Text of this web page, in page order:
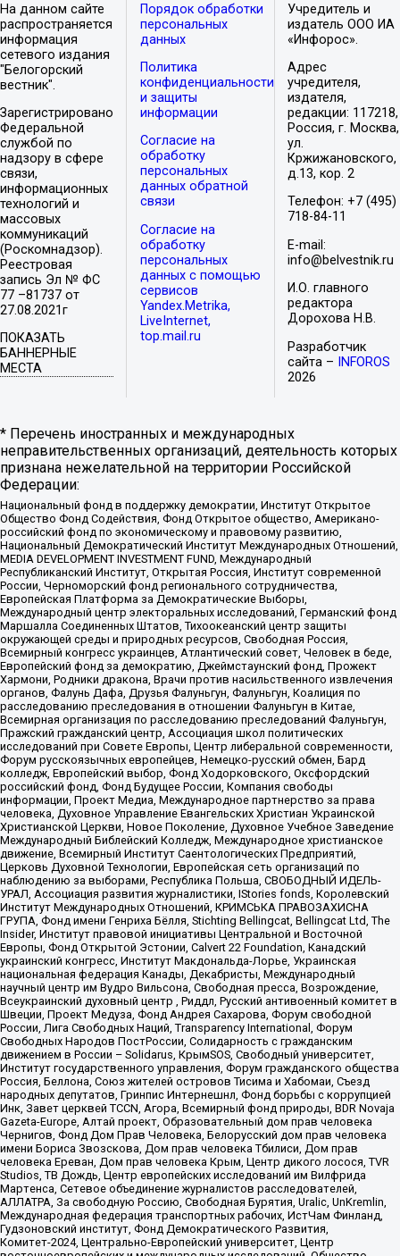
На данном сайте
распространяется
информация
сетевого издания
"Белогорский
вестник".
Зарегистрировано
Федеральной
службой по
надзору в сфере
связи,
информационных
технологий и
массовых
коммуникаций
(Роскомнадзор).
Реестровая
запись Эл № ФС
77 –81737 от
27.08.2021г
ПОКАЗАТЬ
БАННЕРНЫЕ
МЕСТА
Порядок обработки
персональных
данных
Политика
конфиденциальности
и защиты
информации
Согласие на
обработку
персональных
данных обратной
связи
Согласие на
обработку
персональных
данных с помощью
сервисов
Yandex.Metrika,
LiveInternet,
top.mail.ru
Учредитель и
издатель ООО ИА
«Инфорос».
Адрес
учредителя,
издателя,
редакции: 117218,
Россия, г. Москва,
ул.
Кржижановского,
д.13, кор. 2
Телефон: +7 (495)
718-84-11
E-mail:
info@belvestnik.ru
И.О. главного
редактора
Дорохова Н.В.
Разработчик
сайта –
INFOROS
2026
* Перечень иностранных и международных
неправительственных организаций, деятельность которых
признана нежелательной на территории Российской
Федерации:
Национальный фонд в поддержку демократии, Институт Открытое
Общество Фонд Содействия, Фонд Открытое общество, Американо-
российский фонд по экономическому и правовому развитию,
Национальный Демократический Институт Международных Отношений,
MEDIA DEVELOPMENT INVESTMENT FUND, Международный
Республиканский Институт, Открытая Россия, Институт современной
России, Черноморский фонд регионального сотрудничества,
Европейская Платформа за Демократические Выборы,
Международный центр электоральных исследований, Германский фонд
Маршалла Соединенных Штатов, Тихоокеанский центр защиты
окружающей среды и природных ресурсов, Свободная Россия,
Всемирный конгресс украинцев, Атлантический совет, Человек в беде,
Европейский фонд за демократию, Джеймстаунский фонд, Прожект
Хармони, Родники дракона, Врачи против насильственного извлечения
органов, Фалунь Дафа, Друзья Фалуньгун, Фалуньгун, Коалиция по
расследованию преследования в отношении Фалуньгун в Китае,
Всемирная организация по расследованию преследований Фалуньгун,
Пражский гражданский центр, Ассоциация школ политических
исследований при Совете Европы, Центр либеральной современности,
Форум русскоязычных европейцев, Немецко-русский обмен, Бард
колледж, Европейский выбор, Фонд Ходорковского, Оксфордский
российский фонд, Фонд Будущее России, Компания свободы
информации, Проект Медиа, Международное партнерство за права
человека, Духовное Управление Евангельских Христиан Украинской
Христианской Церкви, Новое Поколение, Духовное Учебное Заведение
Международный Библейский Колледж, Международное христианское
движение, Всемирный Институт Саентологических Предприятий,
Церковь Духовной Технологии, Европейская сеть организаций по
наблюдению за выборами, Республика Польша, СВОБОДНЫЙ ИДЕЛЬ-
УРАЛ, Ассоциация развития журналистики, IStories fonds, Королевский
Институт Международных Отношений, КРИМСЬКА ПРАВОЗАХИСНА
ГРУПА, Фонд имени Генриха Бёлля, Stichting Bellingcat, Bellingcat Ltd, The
Insider, Институт правовой инициативы Центральной и Восточной
Европы, Фонд Открытой Эстонии, Calvert 22 Foundation, Канадский
украинский конгресс, Институт Макдональда-Лорье, Украинская
национальная федерация Канады, Декабристы, Международный
научный центр им Вудро Вильсона, Свободная пресса, Возрождение,
Всеукраинский духовный центр , Риддл, Русский антивоенный комитет в
Швеции, Проект Медуза, Фонд Андрея Сахарова, Форум свободной
России, Лига Свободных Наций, Transparеncy International, Форум
Свободных Народов ПостРоссии, Солидарность с гражданским
движением в России – Solidarus, КрымSOS, Свободный университет,
Институт государственного управления, Форум гражданского общества
Россия, Беллона, Союз жителей островов Тисима и Хабомаи, Съезд
народных депутатов, Гринпис Интернешнл, Фонд борьбы с коррупцией
Инк, Завет церквей TCCN, Агора, Всемирный фонд природы, BDR Novaja
Gazeta-Europe, Алтай проект, Образовательный дом прав человека
Чернигов, Фонд Дом Прав Человека, Белорусский дом прав человека
имени Бориса Звозскова, Дом прав человека Тбилиси, Дом прав
человека Ереван, Дом прав человека Крым, Центр дикого лосося, TVR
Studios, ТВ Дождь, Центр европейских исследований им Вилфрида
Мартенса, Сетевое объединение журналистов расследователей,
АЛЛАТРА, За свободную Россию, Свободная Бурятия, Uralic, UnKremlin,
Международная федерация транспортных рабочих, ИстЧам Финланд,
Гудзоновский институт, Фонд Демократического Развития,
Комитет-2024, Центрально-Европейский университет, Центр